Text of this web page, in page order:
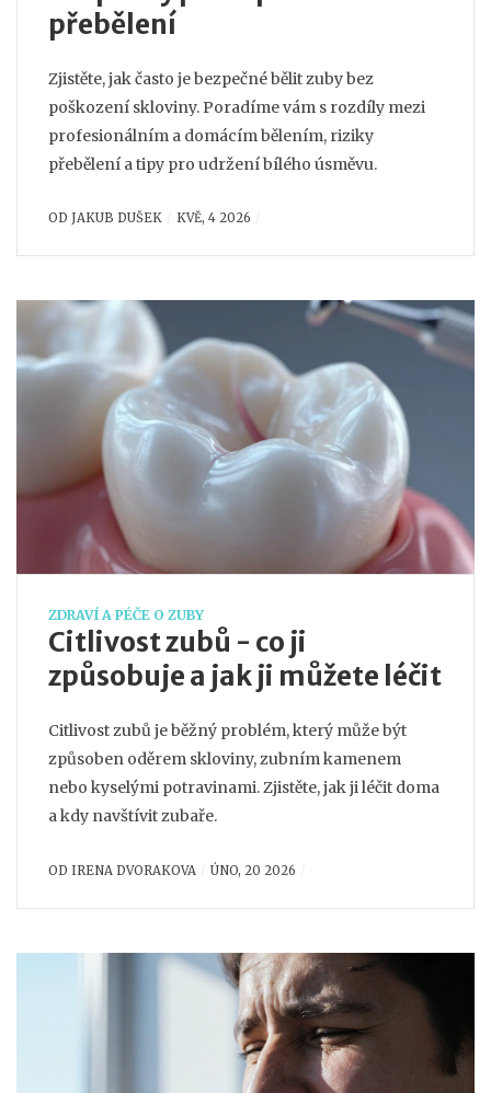
přebělení
Zjistěte, jak často je bezpečné bělit zuby bez
poškození skloviny. Poradíme vám s rozdíly mezi
profesionálním a domácím bělením, riziky
přebělení a tipy pro udržení bílého úsměvu.
OD JAKUB DUŠEK KVĚ, 4 2026
ZDRAVÍ A PÉČE O ZUBY
Citlivost zubů - co ji
způsobuje a jak ji můžete léčit
Citlivost zubů je běžný problém, který může být
způsoben oděrem skloviny, zubním kamenem
nebo kyselými potravinami. Zjistěte, jak ji léčit doma
a kdy navštívit zubaře.
OD IRENA DVORAKOVA ÚNO, 20 2026